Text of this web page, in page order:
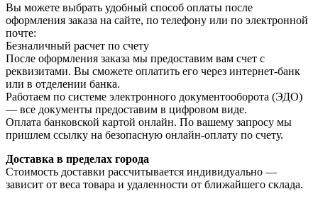
Вы можете выбрать удобный способ оплаты после
оформления заказа на сайте, по телефону или по электронной
почте:
Безналичный расчет по счету
После оформления заказа мы предоставим вам счет с
реквизитами. Вы сможете оплатить его через интернет-банк
или в отделении банка.
Работаем по системе электронного документооборота (ЭДО)
— все документы предоставим в цифровом виде.
Оплата банковской картой онлайн. По вашему запросу мы
пришлем ссылку на безопасную онлайн-оплату по счету.
Доставка в пределах города
Стоимость доставки рассчитывается индивидуально —
зависит от веса товара и удаленности от ближайшего склада.